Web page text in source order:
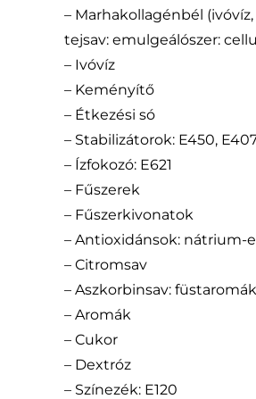
– Marhakollagénbél
tejsav: emulgeálószer:
– Ivóvíz
– Keményítő
– Étkezési só
– Stabilizátorok: E450,
– Ízfokozó: E621
– Fűszerek
– Fűszerkivonatok
– Antioxidánsok: nátrium-
– Citromsav
– Aszkorbinsav: füstaromák
– Aromák
– Cukor
– Dextróz
– Színezék: E120